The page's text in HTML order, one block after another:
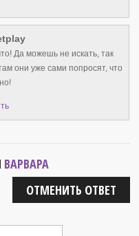
Да можешь не искать, так
они уже сами попросят, что
ВАРВАРА
ОТМЕНИТЬ ОТВЕТ